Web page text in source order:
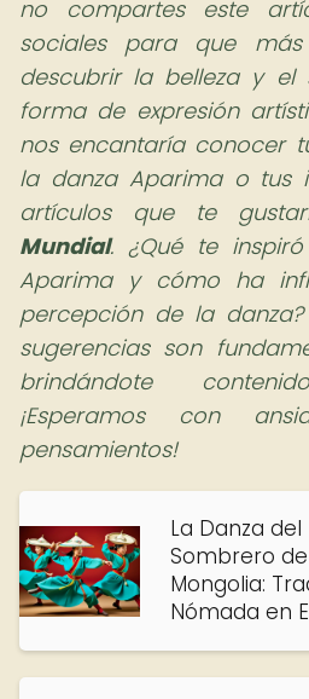
no compartes este
sociales para que
descubrir la belleza y el
forma de expresión
nos encantaría conocer
la danza Aparima o tus
artículos que te
Mundial. ¿Qué te
Aparima y cómo ha
percepción de la
sugerencias son
brindándote
¡Esperamos con
pensamientos!
La Danza del
Sombrero de
Mongolia:
Nómada en